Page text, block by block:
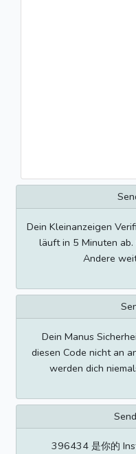
Dein Kleinanzeigen
läuft in 5 Minuten
Andere
Dein Manus
diesen Code nicht an
werden dich
396434 是你的